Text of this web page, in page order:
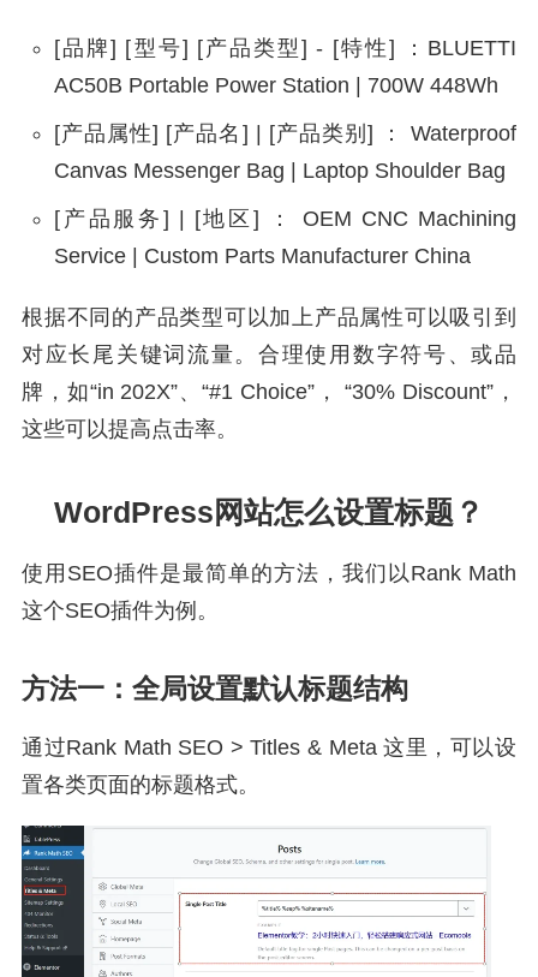
[品牌] [型号] [产品类型] - [特性] ：BLUETTI
AC50B Portable Power Station | 700W 448Wh
[产品属性] [产品名] | [产品类别] ： Waterproof
Canvas Messenger Bag | Laptop Shoulder Bag
[产品服务] | [地区] ： OEM CNC Machining
Service | Custom Parts Manufacturer China
根据不同的产品类型可以加上产品属性可以吸引到
对应长尾关键词流量。合理使用数字符号、或品
牌，如“in 202X”、“#1 Choice”， “30% Discount”，
这些可以提高点击率。
WordPress网站怎么设置标题？
使用SEO插件是最简单的方法，我们以Rank Math
这个SEO插件为例。
方法一：全局设置默认标题结构
通过Rank Math SEO > Titles & Meta 这里，可以设
置各类页面的标题格式。